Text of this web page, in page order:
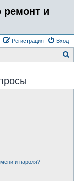
ремонт и
Вход
Регистрация
с
и пароля?